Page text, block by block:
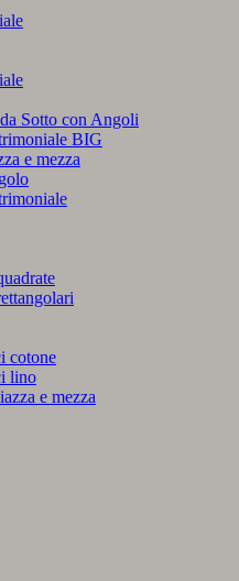
Sotto con Angoli
BIG
e mezza
cotone
lino
e mezza